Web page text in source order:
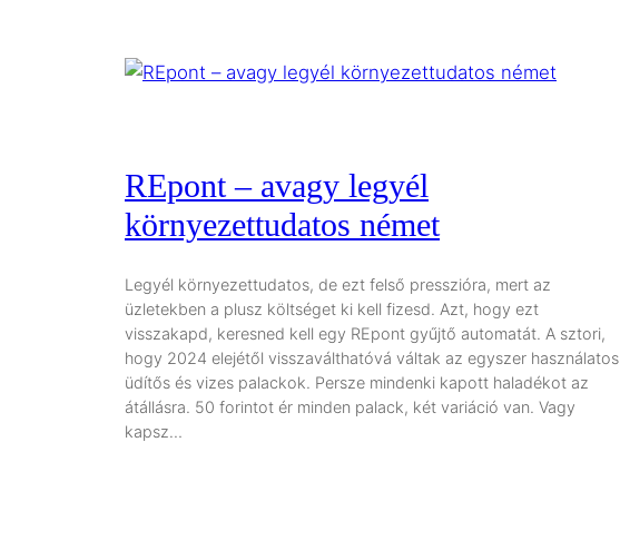
REpont – avagy legyél
környezettudatos német
Legyél környezettudatos, de ezt felső presszióra, mert az
üzletekben a plusz költséget ki kell fizesd. Azt, hogy ezt
visszakapd, keresned kell egy REpont gyűjtő automatát. A sztori,
hogy 2024 elejétől visszaválthatóvá váltak az egyszer használatos
üdítős és vizes palackok. Persze mindenki kapott haladékot az
átállásra. 50 forintot ér minden palack, két variáció van. Vagy
kapsz…